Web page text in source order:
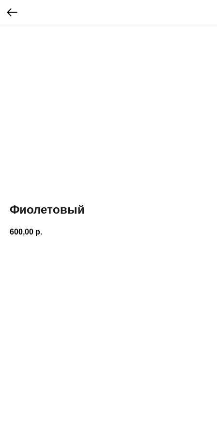
Фиолетовый
600,00 р.